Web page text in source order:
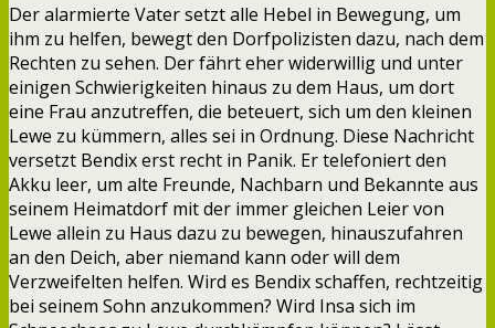
Der alarmierte Vater setzt alle Hebel in Bewegung, um
ihm zu helfen, bewegt den Dorfpolizisten dazu, nach dem
Rechten zu sehen. Der fährt eher widerwillig und unter
einigen Schwierigkeiten hinaus zu dem Haus, um dort
eine Frau anzutreffen, die beteuert, sich um den kleinen
Lewe zu kümmern, alles sei in Ordnung. Diese Nachricht
versetzt Bendix erst recht in Panik. Er telefoniert den
Akku leer, um alte Freunde, Nachbarn und Bekannte aus
seinem Heimatdorf mit der immer gleichen Leier von
Lewe allein zu Haus dazu zu bewegen, hinauszufahren
an den Deich, aber niemand kann oder will dem
Verzweifelten helfen. Wird es Bendix schaffen, rechtzeitig
bei seinem Sohn anzukommen? Wird Insa sich im